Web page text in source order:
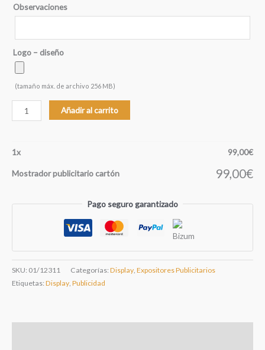
Observaciones
Logo – diseño
(tamaño máx. de archivo 256 MB)
Mostrador
publicitario
cantidad
Añadir al carrito
1x 99,00€
Mostrador publicitario cartón 99,00€
Pago seguro garantizado
SKU: 01/12311 Categorías: Display, Expositores Publicitarios
Etiquetas: Display, Publicidad